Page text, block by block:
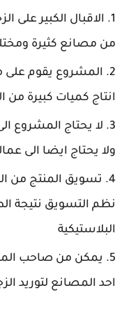
الاقبال الكبير على
من مصانع كثيرة
المشروع يقوم على
انتاج كميات كبيرة من
لا يحتاج المشروع
ولا يحتاج ايضا الى
تسويق المنتج من
نظم التسويق نتيجة
البلاستيكية
يمكن من صاحب
احد المصانع لتوريد